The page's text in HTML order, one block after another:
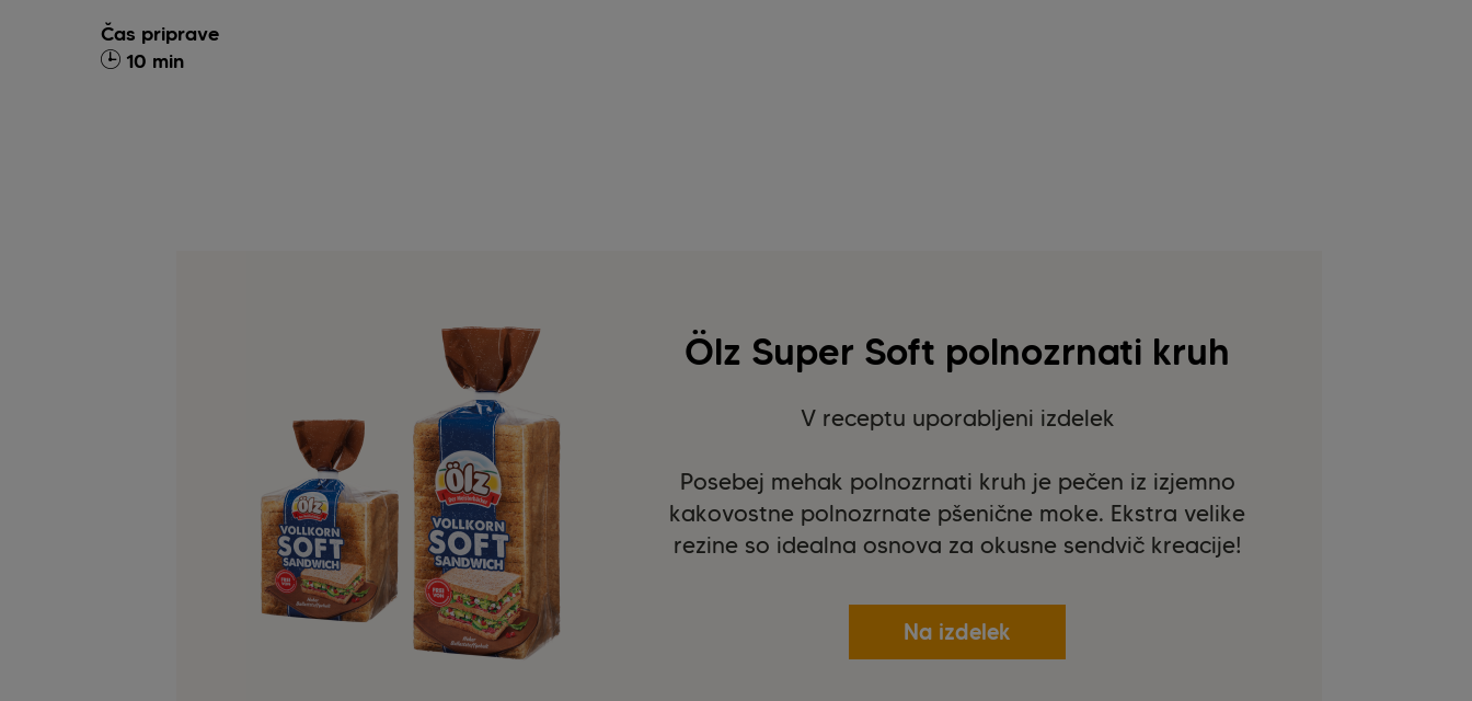
Čas priprave
10 min
Ölz Super Soft polnozrnati kruh
V receptu uporabljeni izdelek
Posebej mehak polnozrnati kruh je pečen iz izjemno
kakovostne polnozrnate pšenične moke. Ekstra velike
rezine so idealna osnova za okusne sendvič kreacije!
Na izdelek